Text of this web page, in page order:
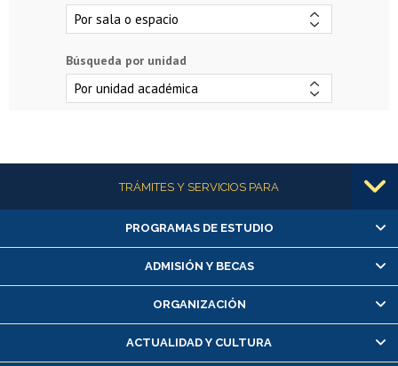
Búsqueda por unidad
Más informaciónTRÁMITES Y SERVICIOS PARA
Alumnas/os y exalumnas/os
Matrícula en línea
Inscripción y cambio de asignaturas
Consulta y certificado de notas
Servicio médico y dental
PROGRAMAS DE ESTUDIO
ADMISIÓN Y BECAS
ORGANIZACIÓN
ACTUALIDAD Y CULTURA